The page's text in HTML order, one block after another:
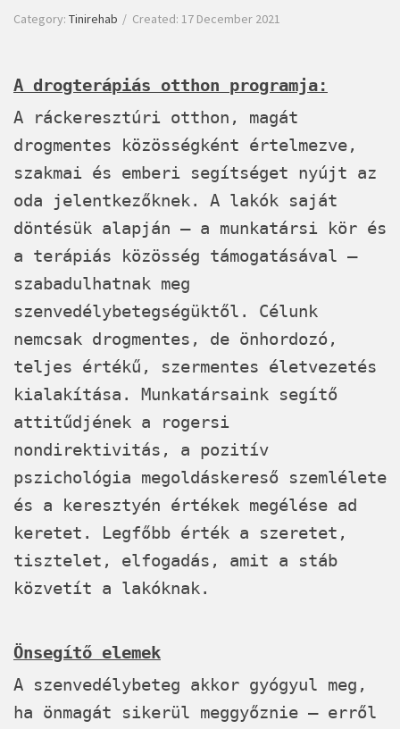
Category: Tinirehab Created: 17 December 2021
A drogterápiás otthon programja:
A ráckeresztúri otthon, magát
drogmentes közösségként értelmezve,
szakmai és emberi segítséget nyújt az
oda jelentkezőknek. A lakók saját
döntésük alapján – a munkatársi kör és
a terápiás közösség támogatásával –
szabadulhatnak meg
szenvedélybetegségüktől. Célunk
nemcsak drogmentes, de önhordozó,
teljes értékű, szermentes életvezetés
kialakítása. Munkatársaink segítő
attitűdjének a rogersi
nondirektivitás, a pozitív
pszichológia megoldáskereső szemlélete
és a keresztyén értékek megélése ad
keretet. Legfőbb érték a szeretet,
tisztelet, elfogadás, amit a stáb
közvetít a lakóknak.
Önsegítő elemek
A szenvedélybeteg akkor gyógyul meg,
ha önmagát sikerül meggyőznie – erről